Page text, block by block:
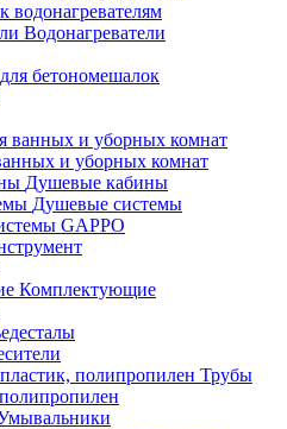
Водонагреватели
бетономешалок
и уборных комнат
Душевые кабины
Душевые системы
GAPPO
Комплектующие
Трубы